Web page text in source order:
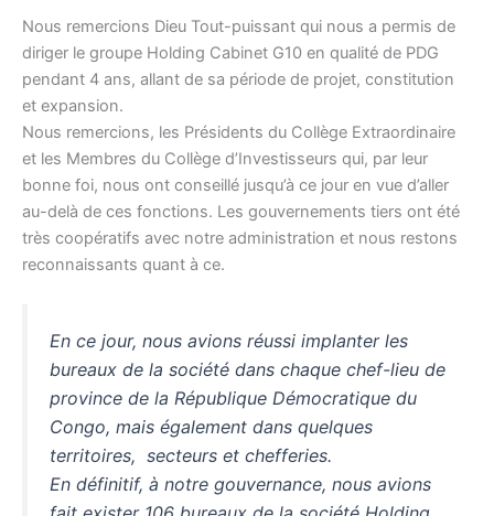
Nous remercions Dieu Tout-puissant qui nous a permis de
diriger le groupe Holding Cabinet G10 en qualité de PDG
pendant 4 ans, allant de sa période de projet, constitution
et expansion.
Nous remercions, les Présidents du Collège Extraordinaire
et les Membres du Collège d’Investisseurs qui, par leur
bonne foi, nous ont conseillé jusqu’à ce jour en vue d’aller
au-delà de ces fonctions. Les gouvernements tiers ont été
très coopératifs avec notre administration et nous restons
reconnaissants quant à ce.
En ce jour, nous avions réussi implanter les
bureaux de la société dans chaque chef-lieu de
province de la République Démocratique du
Congo, mais également dans quelques
territoires, secteurs et chefferies.
En définitif, à notre gouvernance, nous avions